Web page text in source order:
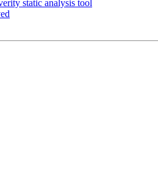
static analysis tool